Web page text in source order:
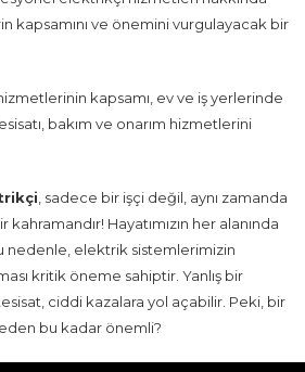
kapsamını ve önemini vurgulayacak bir
kapsamı, ev ve iş yerlerinde
bakım ve onarım hizmetlerini
, sadece bir işçi değil, aynı zamanda
Hayatımızın her alanında
nedenle, elektrik sistemlerimizin
kritik öneme sahiptir. Yanlış bir
ciddi kazalara yol açabilir. Peki, bir
bu kadar önemli?